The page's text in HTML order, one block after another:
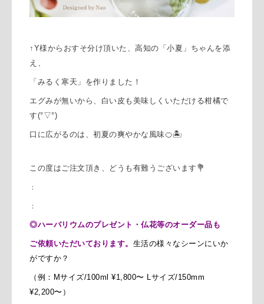
↑Y様からおすそ分け頂いた、高知の「小夏」ちゃんを添
え、
「みるく寒天」を作りました！
エグみが無いから、白い皮も美味しくいただける柑橘で
す(°▽°)
口に広がるのは、 初夏の爽やかな風味🍊🏝
この度はご注文頂き、 どうも有難うございます💐
：
：
◎ハーバリウムのプレゼント・仏花等のオーダー品も
ご依頼いただいております。 生活の様々なシーンにいか
がですか？
（例：Mサイズ/100ml ¥1,800〜 Lサイズ/150mm
¥2,200〜）